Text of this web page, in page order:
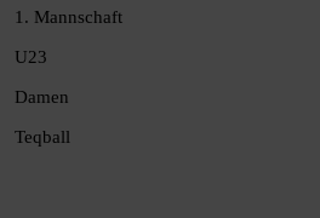
1. Mannschaft
U23
Damen
Teqball